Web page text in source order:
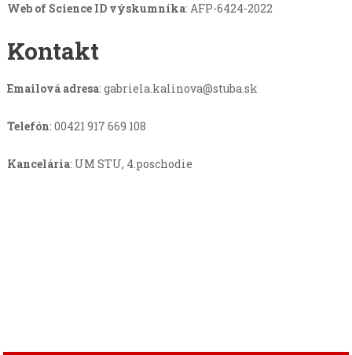
Web of Science ID výskumníka: AFP-6424-2022
Kontakt
Emailová adresa: gabriela.kalinova@stuba.sk
Telefón: 00421 917 669 108
Kancelária: UM STU, 4.poschodie